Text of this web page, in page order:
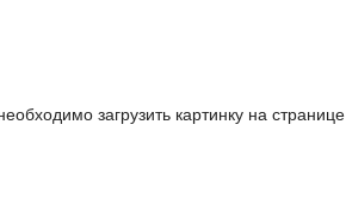
загрузить картинку на странице